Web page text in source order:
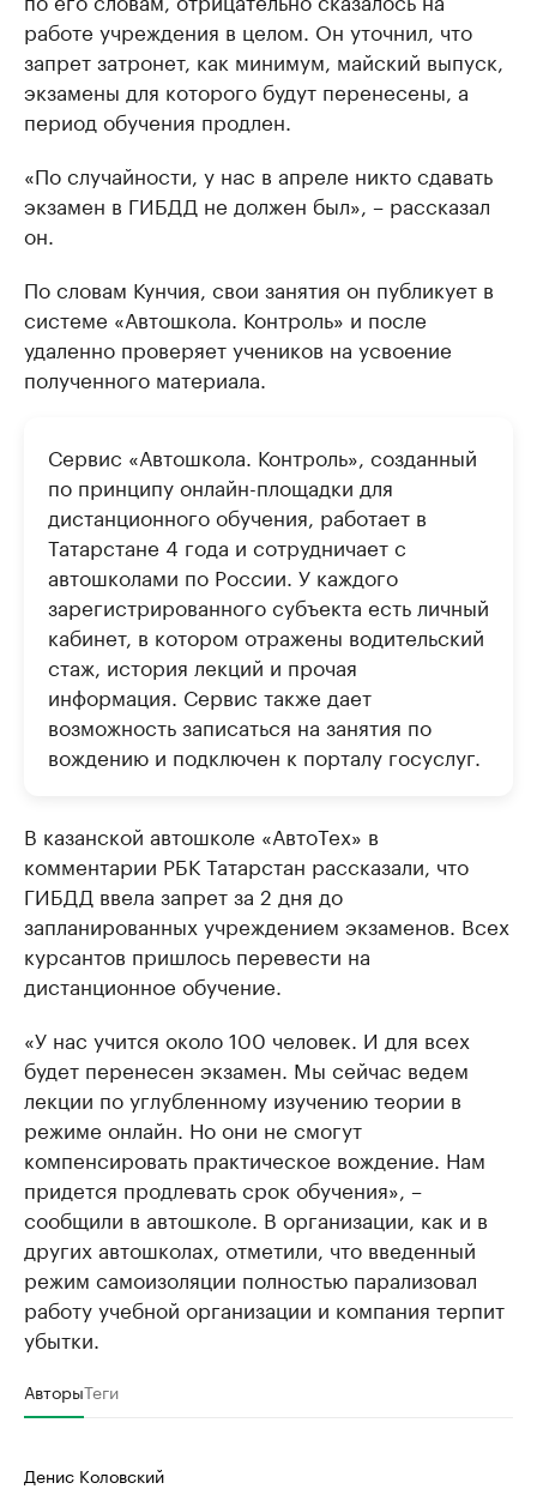
работе учреждения в целом. Он уточнил, что
запрет затронет, как минимум, майский выпуск,
экзамены для которого будут перенесены, а
период обучения продлен.
«По случайности, у нас в апреле никто сдавать
экзамен в ГИБДД не должен был», – рассказал
он.
По словам Кунчия, свои занятия он публикует в
системе «Автошкола. Контроль» и после
удаленно проверяет учеников на усвоение
полученного материала.
Сервис «Автошкола. Контроль», созданный
по принципу онлайн-площадки для
дистанционного обучения, работает в
Татарстане 4 года и сотрудничает с
автошколами по России. У каждого
зарегистрированного субъекта есть личный
кабинет, в котором отражены водительский
стаж, история лекций и прочая
информация. Сервис также дает
возможность записаться на занятия по
вождению и подключен к порталу госуслуг.
В казанской автошколе «АвтоТех» в
комментарии РБК Татарстан рассказали, что
ГИБДД ввела запрет за 2 дня до
запланированных учреждением экзаменов. Всех
курсантов пришлось перевести на
дистанционное обучение.
«У нас учится около 100 человек. И для всех
будет перенесен экзамен. Мы сейчас ведем
лекции по углубленному изучению теории в
режиме онлайн. Но они не смогут
компенсировать практическое вождение. Нам
придется продлевать срок обучения», –
сообщили в автошколе. В организации, как и в
других автошколах, отметили, что введенный
режим самоизоляции полностью парализовал
работу учебной организации и компания терпит
убытки.
АвторыТеги
Денис Коловский